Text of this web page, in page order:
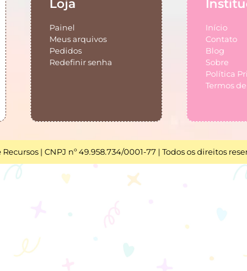
Loja
Painel
Meus arquivos
Pedidos
Redefinir senha
Início
Contato
Blog
Sobre
Política
Termos
| CNPJ nº 49.958.734/0001-77 | Todos os direitos